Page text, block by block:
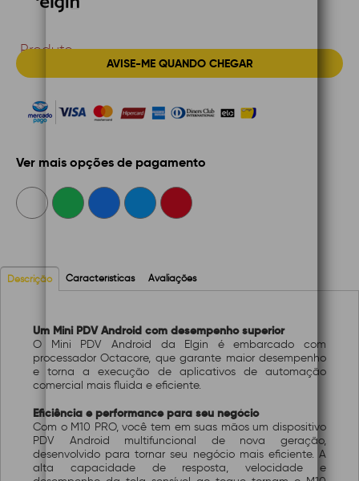
AVISE-ME QUANDO CHEGAR
Produto
Ver mais opções de pagamento
Descrição Características Avaliações
Um Mini PDV Android com desempenho superior
O Mini PDV Android da Elgin é embarcado com
processador Octacore, que garante maior desempenho
e torna a execução de aplicativos de automação
comercial mais fluida e eficiente.
Eficiência e performance para seu negócio
Com o M10 PRO, você tem em suas mãos um dispositivo
PDV Android multifuncional de nova geração,
desenvolvido para tornar seu negócio mais eficiente. A
alta capacidade de resposta, velocidade e